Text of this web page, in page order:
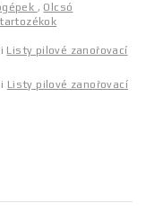
, Olcsó
Listy pilové zanořovací
Listy pilové zanořovací